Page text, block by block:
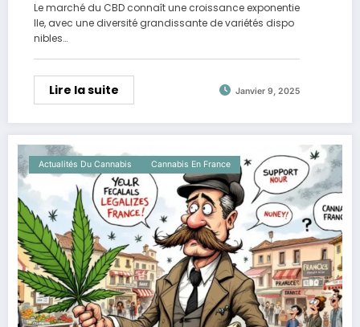
Le marché du CBD connaît une croissance exponentie
lle, avec une diversité grandissante de variétés dispo
nibles…
Lire la suite Janvier 9, 2025
Actualités Du Cannabis Cannabis En France